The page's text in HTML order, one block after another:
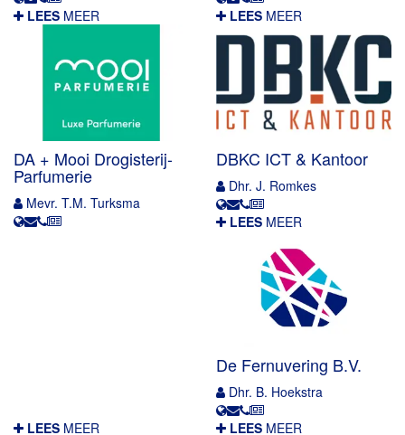
LEES MEER
DA + Mooi Drogisterij-
Parfumerie
Mevr. T.M. Turksma
LEES MEER
DBKC ICT & Kantoor
Dhr. J. Romkes
LEES MEER
De Fernuvering B.V.
Dhr. B. Hoekstra
LEES MEER LEES MEER